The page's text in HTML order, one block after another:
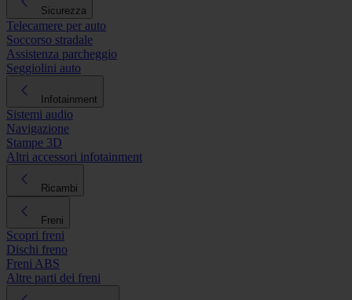
Sicurezza
Telecamere per auto
Soccorso stradale
Assistenza parcheggio
Seggiolini auto
Infotainment
Sistemi audio
Navigazione
Stampe 3D
Altri accessori infotainment
Ricambi
Freni
Scopri freni
Dischi freno
Freni ABS
Altre parti dei freni